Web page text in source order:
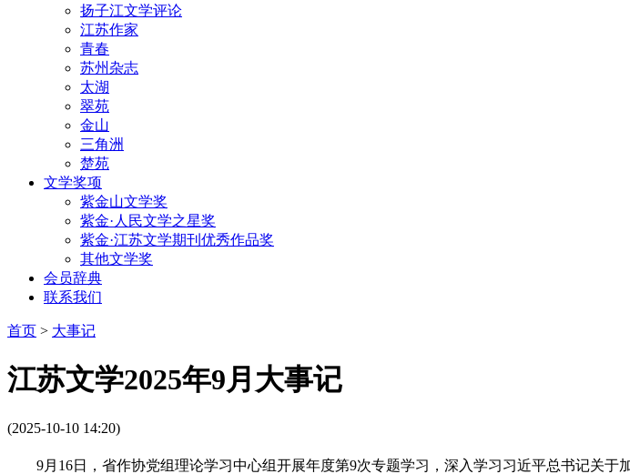
扬子江文学评论
江苏作家
青春
苏州杂志
太湖
翠苑
金山
三角洲
楚苑
文学奖项
紫金山文学奖
紫金·人民文学之星奖
紫金·江苏文学期刊优秀作品奖
其他文学奖
会员辞典
联系我们
首页 > 大事记
江苏文学2025年9月大事记
(2025-10-10 14:20)
9月16日，省作协党组理论学习中心组开展年度第9次专题学习，深入学习习近平总书记关于